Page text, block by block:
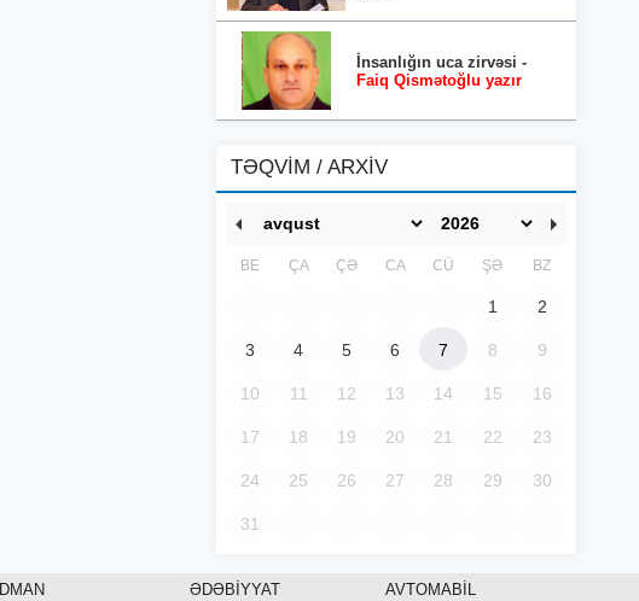
İnsanlığın uca zirvəsi -
Faiq Qismətoğlu yazır
TƏQVİM / ARXİV
BE ÇA ÇƏ CA CÜ ŞƏ BZ
1 2
3 4 5 6 7 8 9
10 11 12 13 14 15 16
17 18 19 20 21 22 23
24 25 26 27 28 29 30
31
İDMAN ƏDƏBİYYAT AVTOMABİL